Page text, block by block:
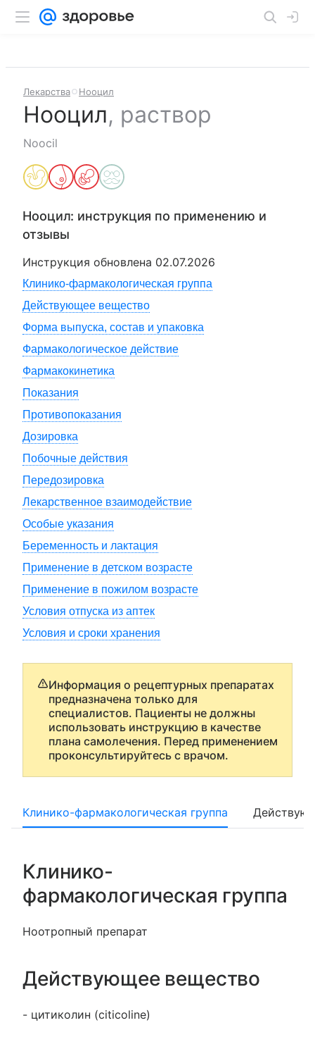
Лекарства Нооцил
Нооцил, раствор
Noocil
Нооцил: инструкция по применению и
отзывы
Инструкция обновлена 02.07.2026
Клинико-фармакологическая группа
Действующее вещество
Форма выпуска, состав и упаковка
Фармакологическое действие
Фармакокинетика
Показания
Противопоказания
Дозировка
Побочные действия
Передозировка
Лекарственное взаимодействие
Особые указания
Беременность и лактация
Применение в детском возрасте
Применение в пожилом возрасте
Условия отпуска из аптек
Условия и сроки хранения
Информация о рецептурных препаратах
предназначена только для
специалистов. Пациенты не должны
использовать инструкцию в качестве
плана самолечения. Перед применением
проконсультируйтесь с врачом.
Клинико-фармакологическая группа
Клинико-
фармакологическая группа
Ноотропный препарат
Действующее вещество
- цитиколин (citicoline)